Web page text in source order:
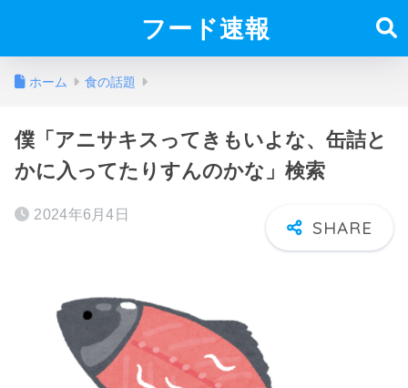
フード速報
ホーム 食の話題
僕「アニサキスってきもいよな、缶詰と
かに入ってたりすんのかな」検索
2024年6月4日